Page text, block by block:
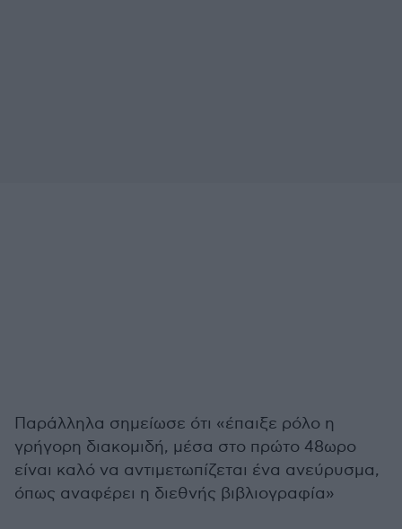
Παράλληλα σημείωσε ότι «έπαιξε ρόλο η
γρήγορη διακομιδή, μέσα στο πρώτο 48ωρο
είναι καλό να αντιμετωπίζεται ένα ανεύρυσμα,
όπως αναφέρει η διεθνής βιβλιογραφία»